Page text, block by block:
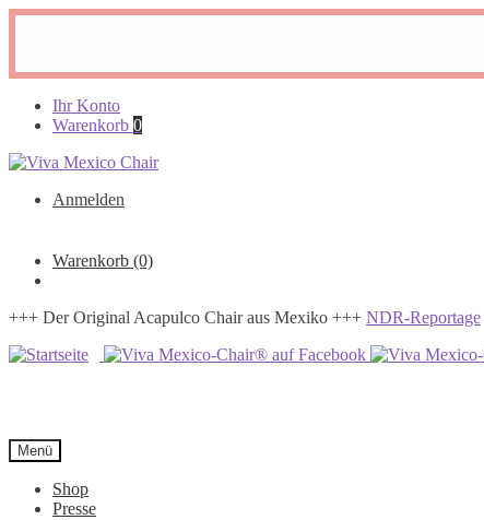
Navigation
Zum
Inhalt
Ihr Konto
Warenkorb 0
Anmelden
Warenkorb (0)
+++ Der Original Acapulco Chair aus Mexiko +++ NDR-Reportage
Menü
Shop
Presse